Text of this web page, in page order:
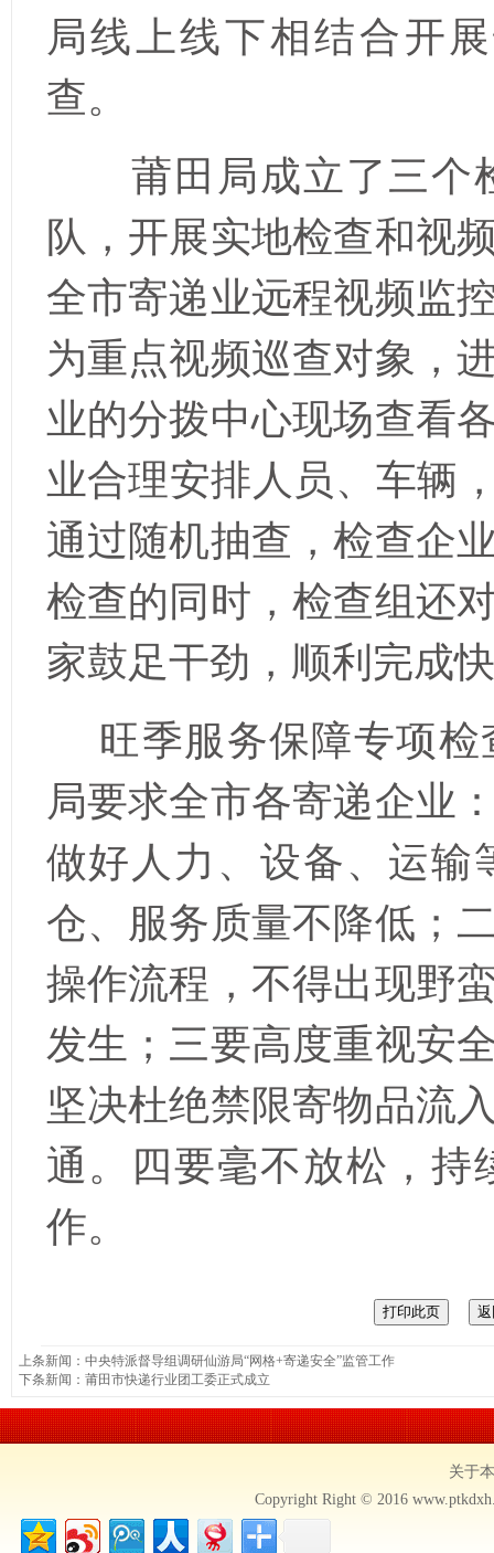
局线上线下相结合开
查。
莆田局成立了三个
队，开展实地检查和视
全市寄递业远程视频监
为重点视频巡查对象，
业的分拨中心现场查看
业合理安排人员、车辆
通过随机抽查，检查企
检查的同时， 检查组还
家鼓足干劲，顺利完成
旺季服务保障专项
局要求全市各寄递企业
做好人力、设备、运输
仓、服务质量不降低；
操作流程，不得出现野
发生；三要高度重视安
坚决杜绝禁限寄物品流
通。四要毫不放松，持
作。
上条新闻： 中央特派督导组调研仙游局“网格+寄递安全”监管工作
下条新闻： 莆田市快递行业团工委正式成立
关于
Copyright Right © 2016